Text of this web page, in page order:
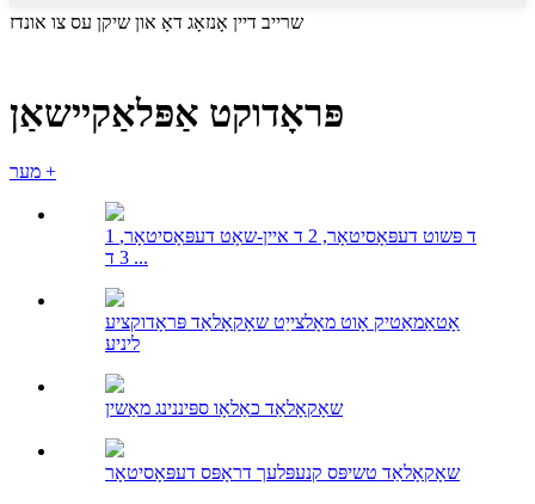
שרייב דיין אָנזאָג דאָ און שיקן עס צו אונדז
פּראָדוקט אַפּלאַקיישאַן
מער +
1 ד פּשוט דעפּאָסיטאָר, 2 ד איין-שאָט דעפּאָסיטאָר,
3 ד ...
אָטאַמאַטיק אָוט מאָלצייַט שאָקאָלאַד פּראָדוקציע
ליניע
שאָקאָלאַד כאַלאָו ספּיננינג מאַשין
שאָקאָלאַד טשיפּס קנעפּלעך דראָפּס דעפּאָסיטאָר